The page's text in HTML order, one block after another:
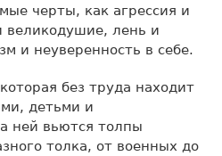
черты, как агрессия и
великодушие, лень и
и неуверенность в себе.
без труда находит
детьми и
ней вьются толпы
толка, от военных до